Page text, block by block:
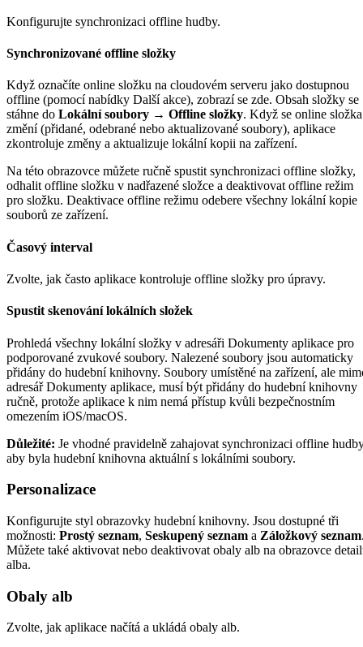
Konfigurujte synchronizaci offline hudby.
Synchronizované offline složky
Když označíte online složku na cloudovém serveru jako dostupnou
offline (pomocí nabídky Další akce), zobrazí se zde. Obsah složky se
stáhne do Lokální soubory → Offline složky. Když se online složka
změní (přidané, odebrané nebo aktualizované soubory), aplikace
zkontroluje změny a aktualizuje lokální kopii na zařízení.
Na této obrazovce můžete ručně spustit synchronizaci offline složky,
odhalit offline složku v nadřazené složce a deaktivovat offline režim
pro složku. Deaktivace offline režimu odebere všechny lokální kopie
souborů ze zařízení.
Časový interval
Zvolte, jak často aplikace kontroluje offline složky pro úpravy.
Spustit skenování lokálních složek
Prohledá všechny lokální složky v adresáři Dokumenty aplikace pro
podporované zvukové soubory. Nalezené soubory jsou automaticky
přidány do hudební knihovny. Soubory umístěné na zařízení, ale
adresář Dokumenty aplikace, musí být přidány do hudební knihovny
ručně, protože aplikace k nim nemá přístup kvůli bezpečnostním
omezením iOS/macOS.
Důležité: Je vhodné pravidelně zahajovat synchronizaci offline
aby byla hudební knihovna aktuální s lokálními soubory.
Personalizace
Konfigurujte styl obrazovky hudební knihovny. Jsou dostupné tři
možnosti: Prostý seznam, Seskupený seznam a Záložkový seznam
Můžete také aktivovat nebo deaktivovat obaly alb na obrazovce
alba.
Obaly alb
Zvolte, jak aplikace načítá a ukládá obaly alb.